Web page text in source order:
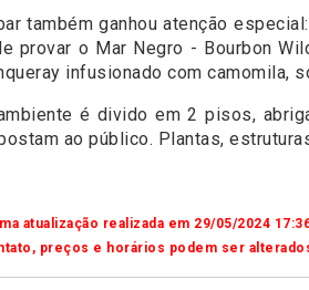
também ganhou atenção
provar o Mar Negro - Bourbon
infusionado com camomila,
é divido em 2 pisos,
ao público. Plantas,
atualização realizada em 29/05/2024
preços e horários podem ser